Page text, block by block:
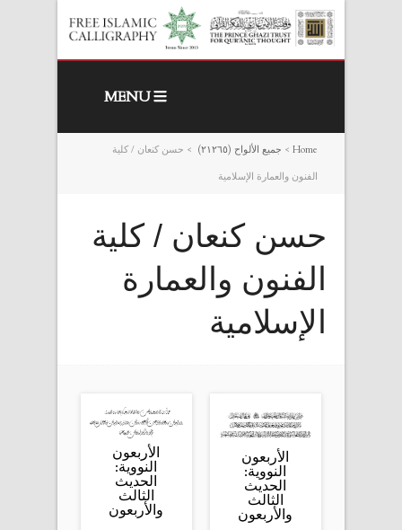
MENU
Home
> جميع الألواح (٢١٢٦٥) > حسن كنعان / كلية
الفنون والعمارة الإسلامية
حسن كنعان / كلية
الفنون والعمارة
الإسلامية
الأربعون
النووية:
الحديث
الثالث
والأربعون
الأربعون
النووية:
الحديث
الثالث
والأربعون